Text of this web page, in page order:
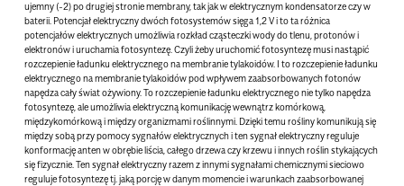
ujemny (-2) po drugiej stronie membrany, tak jak w elektrycznym kondensatorze czy w
baterii. Potencjał elektryczny dwóch fotosystemów sięga 1,2 V i to ta różnica
potencjałów elektrycznych umożliwia rozkład cząsteczki wody do tlenu, protonów i
elektronów i uruchamia fotosyntezę. Czyli żeby uruchomić fotosyntezę musi nastąpić
rozczepienie ładunku elektrycznego na membranie tylakoidów. I to rozczepienie ładunku
elektrycznego na membranie tylakoidów pod wpływem zaabsorbowanych fotonów
napędza cały świat ożywiony. To rozczepienie ładunku elektrycznego nie tylko napędza
fotosyntezę, ale umożliwia elektryczną komunikację wewnątrz komórkową,
międzykomórkową i między organizmami roślinnymi. Dzięki temu rośliny komunikują się
między sobą przy pomocy sygnałów elektrycznych i ten sygnał elektryczny reguluje
konformację anten w obrębie liścia, całego drzewa czy krzewu i innych roślin stykających
się fizycznie. Ten sygnał elektryczny razem z innymi sygnałami chemicznymi sieciowo
reguluje fotosyntezę tj. jaką porcję w danym momencie i warunkach zaabsorbowanej